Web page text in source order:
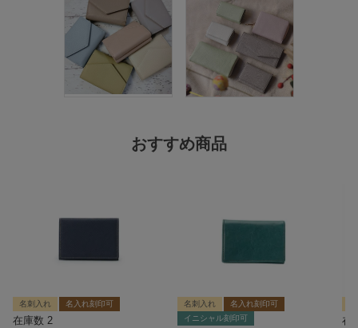
おすすめ商品
名刺入れ 名入れ刻印可
在庫数 2
名刺入れ
名入れ刻印可
イニシャル刻印可
在